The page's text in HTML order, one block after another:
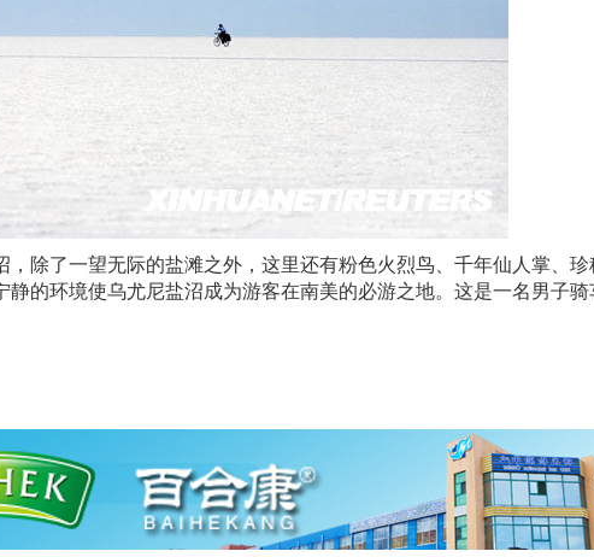
除了一望无际的盐滩之外，这里还有粉色火烈鸟、千年仙人掌、
静的环境使乌尤尼盐沼成为游客在南美的必游之地。这是一名男子